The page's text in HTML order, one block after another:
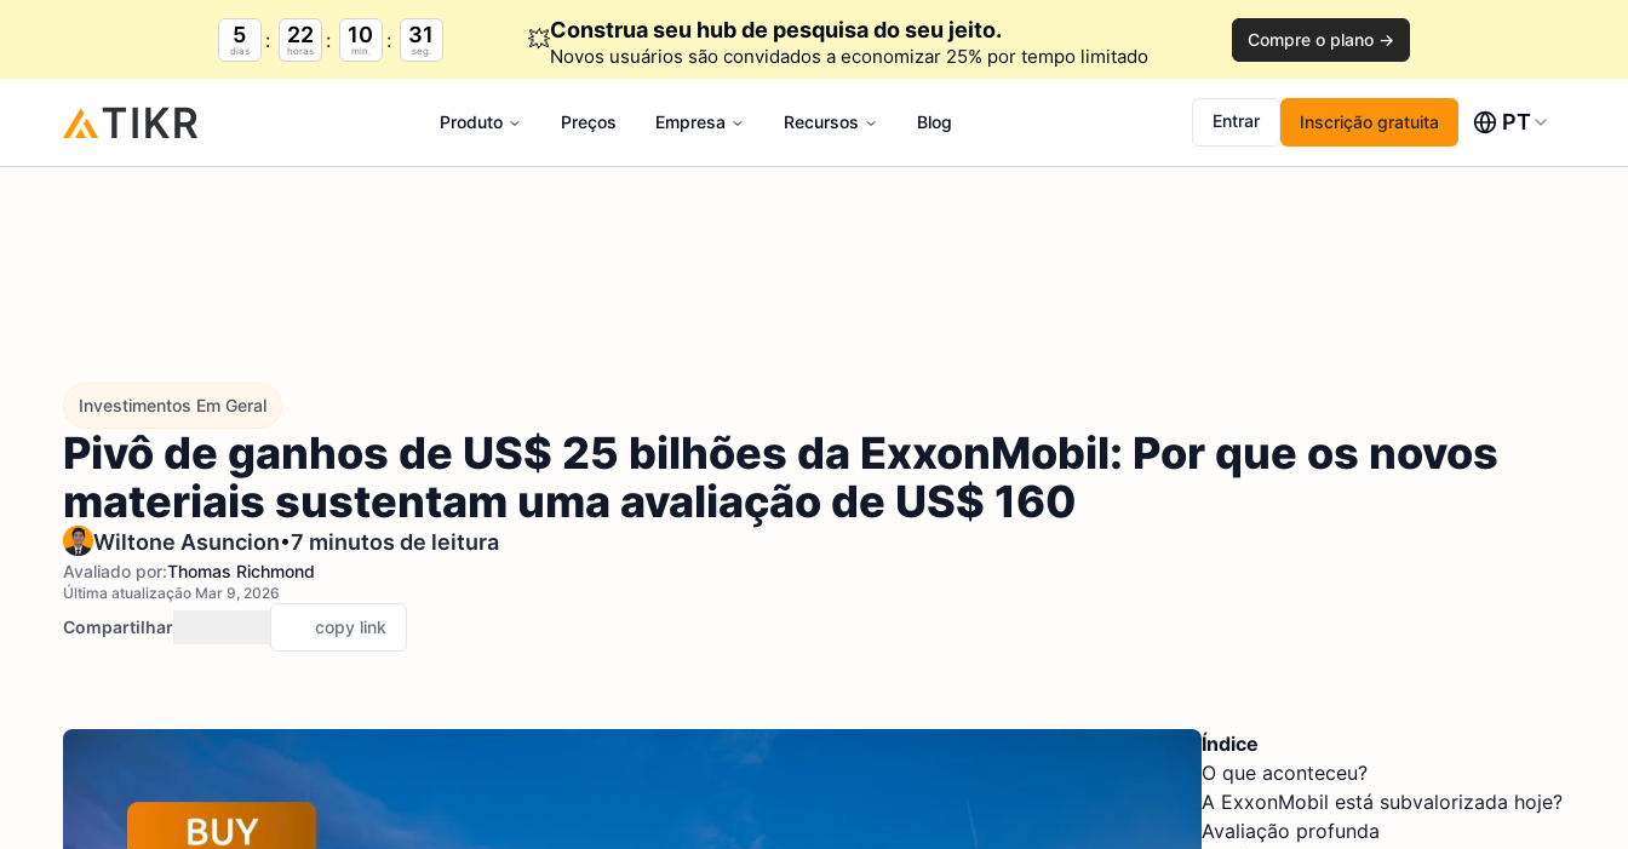
5
dias
22
horas
10
min.
30
seg. 💥Construa seu hub de pesquisa do seu jeito.
Novos usuários são convidados a economizar 25% por tempo limitado
Compre o plano →
Produto Preços Empresa Recursos Blog Entrar Inscrição gratuita PT
Investimentos Em Geral
Pivô de ganhos de US$ 25 bilhões da ExxonMobil: Por que os novos
materiais sustentam uma avaliação de US$ 160
Wiltone Asuncion•7 minutos de leitura
Avaliado por:Thomas Richmond
Última atualização Mar 9, 2026
Compartilhar copy link
Índice
O que aconteceu?
A ExxonMobil está subvalorizada hoje?
Avaliação profunda